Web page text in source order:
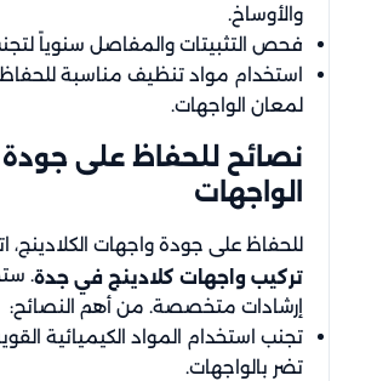
والأوساخ.
فحص التثبيتات والمفاصل سنوياً
استخدام مواد تنظيف مناسبة
لمعان الواجهات.
نصائح للحفاظ على جودة
الواجهات
للحفاظ على جودة واجهات
تركيب واجهات كلادينج في جدة.
إرشادات متخصصة. من أهم النصائح:
تجنب استخدام المواد الكيميائية
تضر بالواجهات.